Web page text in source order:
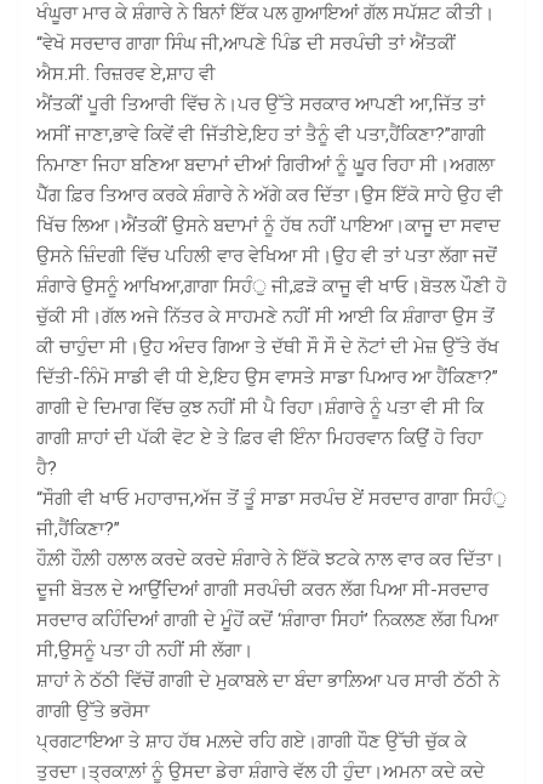
ਖੰਘੂਰਾ ਮਾਰ ਕੇ ਸ਼ੰਗਾਰੇ ਨੇ ਬਿਨਾਂ ਇੱਕ ਪਲ ਗੁਆਇਆਂ ਗੱਲ ਸਪੱਸ਼ਟ ਕੀਤੀ।
“ਵੇਖੋ ਸਰਦਾਰ ਗਾਗਾ ਸਿੰਘ ਜੀ,ਆਪਣੇ ਪਿੰਡ ਦੀ ਸਰਪੰਚੀ ਤਾਂ ਐਂਤਕੀਂ
ਐਸ.ਸੀ. ਰਿਜ਼ਰਵ ਏ,ਸ਼ਾਹ ਵੀ
ਐਂਤਕੀਂ ਪੂਰੀ ਤਿਆਰੀ ਵਿੱਚ ਨੇ।ਪਰ ਉੱਤੇ ਸਰਕਾਰ ਆਪਣੀ ਆ,ਜਿੱਤ ਤਾਂ
ਅਸੀਂ ਜਾਣਾ,ਭਾਵੇ ਕਿਵੇਂ ਵੀ ਜਿੱਤੀਏ,ਇਹ ਤਾਂ ਤੈਨੂੰ ਵੀ ਪਤਾ,ਹੈਂਕਿਣਾ?”ਗਾਗੀ
ਨਿਮਾਣਾ ਜਿਹਾ ਬਣਿਆ ਬਦਾਮਾਂ ਦੀਆਂ ਗਿਰੀਆਂ ਨੂੰ ਘੂਰ ਰਿਹਾ ਸੀ।ਅਗਲਾ
ਪੈੱਗ ਫ਼ਿਰ ਤਿਆਰ ਕਰਕੇ ਸ਼ੰਗਾਰੇ ਨੇ ਅੱਗੇ ਕਰ ਦਿੱਤਾ।ਉਸ ਇੱਕੋ ਸਾਹੇ ਉਹ ਵੀ
ਖਿੱਚ ਲਿਆ।ਐਂਤਕੀਂ ਉਸਨੇ ਬਦਾਮਾਂ ਨੂੰ ਹੱਥ ਨਹੀਂ ਪਾਇਆ।ਕਾਜੂ ਦਾ ਸਵਾਦ
ਉਸਨੇ ਜ਼ਿੰਦਗੀ ਵਿੱਚ ਪਹਿਲੀ ਵਾਰ ਵੇਖਿਆ ਸੀ।ਉਹ ਵੀ ਤਾਂ ਪਤਾ ਲੱਗਾ ਜਦੋਂ
ਸ਼ੰਗਾਰੇ ਉਸਨੂੰ ਆਖਿਆ,ਗਾਗਾ ਸਿਹੰੁ ਜੀ,ਫ਼ੜੋ ਕਾਜੂ ਵੀ ਖਾਓ।ਬੋਤਲ ਪੌਣੀ ਹੋ
ਚੁੱਕੀ ਸੀ।ਗੱਲ ਅਜੇ ਨਿੱਤਰ ਕੇ ਸਾਹਮਣੇ ਨਹੀਂ ਸੀ ਆਈ ਕਿ ਸ਼ੰਗਾਰਾ ਉਸ ਤੋਂ
ਕੀ ਚਾਹੁੰਦਾ ਸੀ।ਉਹ ਅੰਦਰ ਗਿਆ ਤੇ ਦੱਥੀ ਸੌ ਸੌ ਦੇ ਨੋਟਾਂ ਦੀ ਮੇਜ਼ ਉੱਤੇ ਰੱਖ
ਦਿੱਤੀ-ਨਿੰਮੋ ਸਾਡੀ ਵੀ ਧੀ ਏ,ਇਹ ਉਸ ਵਾਸਤੇ ਸਾਡਾ ਪਿਆਰ ਆ ਹੈਂਕਿਣਾ?”
ਗਾਗੀ ਦੇ ਦਿਮਾਗ ਵਿੱਚ ਕੁਝ ਨਹੀਂ ਸੀ ਪੈ ਰਿਹਾ।ਸ਼ੰਗਾਰੇ ਨੂੰ ਪਤਾ ਵੀ ਸੀ ਕਿ
ਗਾਗੀ ਸ਼ਾਹਾਂ ਦੀ ਪੱਕੀ ਵੋਟ ਏ ਤੇ ਫ਼ਿਰ ਵੀ ਇੰਨਾ ਮਿਹਰਵਾਨ ਕਿਉਂ ਹੋ ਰਿਹਾ
ਹੈ?
“ਸੌਗੀ ਵੀ ਖਾਓ ਮਹਾਰਾਜ,ਅੱਜ ਤੋਂ ਤੂੰ ਸਾਡਾ ਸਰਪੰਚ ਏਂ ਸਰਦਾਰ ਗਾਗਾ ਸਿਹੰੁ
ਜੀ,ਹੈਂਕਿਣਾ?”
ਹੌਲ਼ੀ ਹੌਲ਼ੀ ਹਲਾਲ ਕਰਦੇ ਕਰਦੇ ਸ਼ੰਗਾਰੇ ਨੇ ਇੱਕੋ ਝਟਕੇ ਨਾਲ ਵਾਰ ਕਰ ਦਿੱਤਾ।
ਦੂਜੀ ਬੋਤਲ ਦੇ ਆਉਂਦਿਆਂ ਗਾਗੀ ਸਰਪੰਚੀ ਕਰਨ ਲੱਗ ਪਿਆ ਸੀ-ਸਰਦਾਰ
ਸਰਦਾਰ ਕਹਿੰਦਿਆਂ ਗਾਗੀ ਦੇ ਮੂੰਹੋਂ ਕਦੋਂ ‘ਸ਼ੰਗਾਰਾ ਸਿਹਾਂ’ ਨਿਕਲਣ ਲੱਗ ਪਿਆ
ਸੀ,ਉਸਨੂੰ ਪਤਾ ਹੀ ਨਹੀਂ ਸੀ ਲੱਗਾ।
ਸ਼ਾਹਾਂ ਨੇ ਠੱਠੀ ਵਿੱਚੋਂ ਗਾਗੀ ਦੇ ਮੁਕਾਬਲੇ ਦਾ ਬੰਦਾ ਭਾਲ਼ਿਆ ਪਰ ਸਾਰੀ ਠੱਠੀ ਨੇ
ਗਾਗੀ ਉੱਤੇ ਭਰੋਸਾ
ਪ੍ਰਗਟਾਇਆ ਤੇ ਸ਼ਾਹ ਹੱਥ ਮਲ਼ਦੇ ਰਹਿ ਗਏ।ਗਾਗੀ ਧੌਣ ਉੱਚੀ ਚੁੱਕ ਕੇ
ਤੁਰਦਾ।ਤ੍ਰਕਾਲ਼ਾਂ ਨੂੰ ਉਸਦਾ ਡੇਰਾ ਸ਼ੰਗਾਰੇ ਵੱਲ ਹੀ ਹੁੰਦਾ।ਅਮਨਾ ਕਦੇ ਕਦੇ